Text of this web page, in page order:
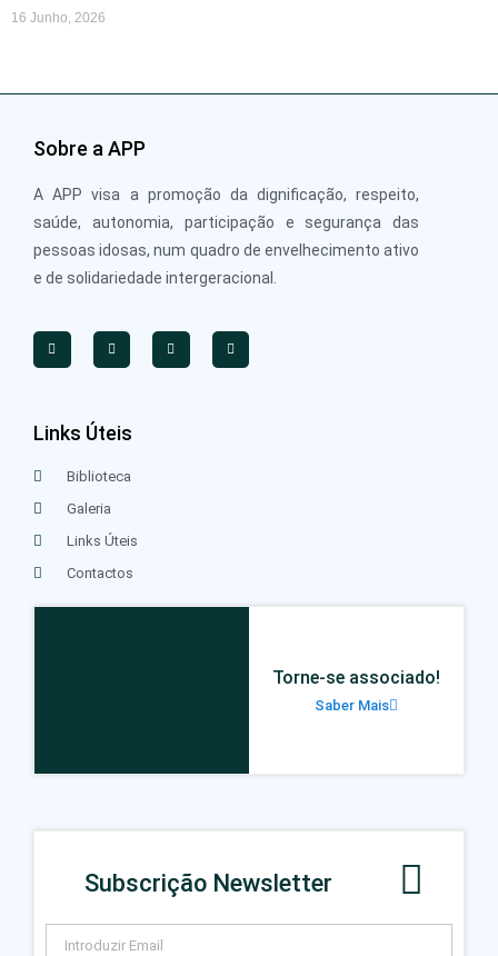
16 Junho, 2026
Sobre a APP
A APP visa a promoção da dignificação, respeito,
saúde, autonomia, participação e segurança das
pessoas idosas, num quadro de envelhecimento ativo
e de solidariedade intergeracional.
Links Úteis
Biblioteca
Galeria
Links Úteis
Contactos
Torne-se associado!
Saber Mais
Subscrição Newsletter